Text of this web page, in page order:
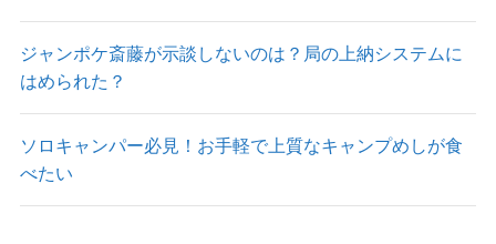
ジャンポケ斎藤が示談しないのは？局の上納システムに
はめられた？
ソロキャンパー必見！お手軽で上質なキャンプめしが食
べたい